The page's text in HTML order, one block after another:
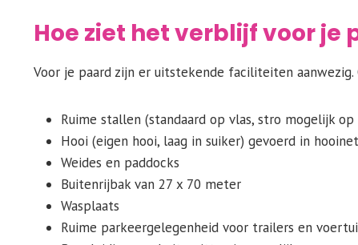
Hoe ziet het verblijf voor je
Voor je paard zijn er uitstekende faciliteiten
Ruime stallen (standaard op vlas, stro mogelijk op
Hooi (eigen hooi, laag in suiker) gevoerd in
Weides en paddocks
Buitenrijbak van 27 x 70 meter
Wasplaats
Ruime parkeergelegenheid voor trailers en